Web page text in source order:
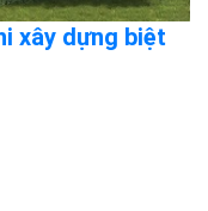
xây dựng biệt